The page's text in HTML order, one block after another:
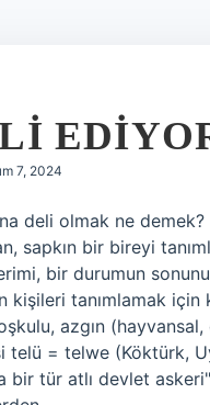
7, 2024
deli olmak ne demek?
sapkın bir bireyi
bir durumun
kişileri tanımlamak için
azgın
telü = telwe (Köktürk,
bir tür atlı devlet